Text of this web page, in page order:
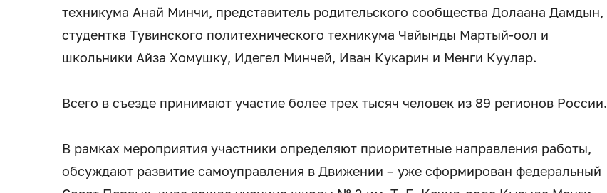
техникума Анай Минчи, представитель родительского сообщества Долаана Дамдын,
студентка Тувинского политехнического техникума Чайынды Мартый-оол и
школьники Айза Хомушку, Идегел Минчей, Иван Кукарин и Менги Куулар.
Всего в съезде принимают участие более трех тысяч человек из 89 регионов России.
В рамках мероприятия участники определяют приоритетные направления работы,
обсуждают развитие самоуправления в Движении – уже сформирован федеральный